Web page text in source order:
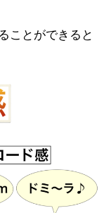
ことができると